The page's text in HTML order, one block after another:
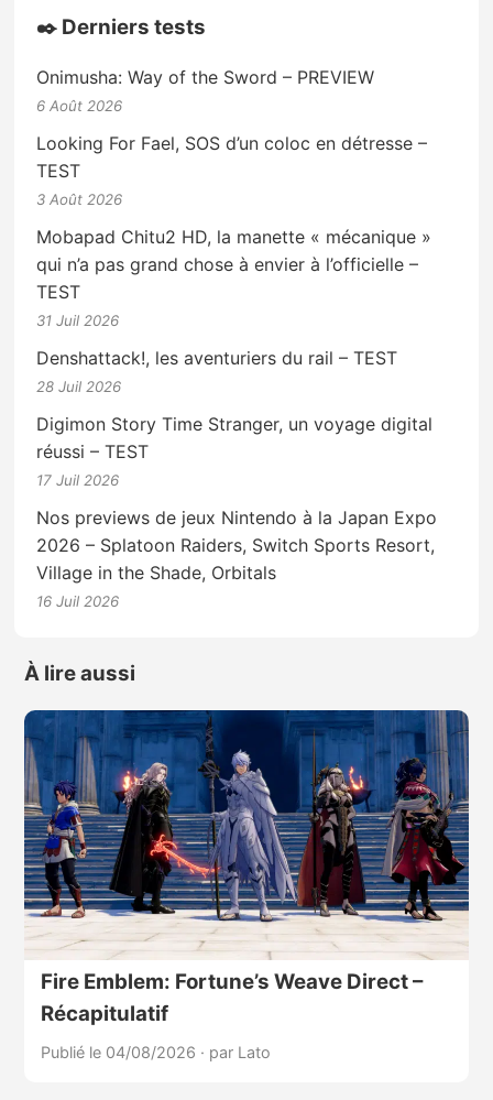
✒️ Derniers tests
Onimusha: Way of the Sword – PREVIEW
6 Août 2026
Looking For Fael, SOS d’un coloc en détresse –
TEST
3 Août 2026
Mobapad Chitu2 HD, la manette « mécanique »
qui n’a pas grand chose à envier à l’officielle –
TEST
31 Juil 2026
Denshattack!, les aventuriers du rail – TEST
28 Juil 2026
Digimon Story Time Stranger, un voyage digital
réussi – TEST
17 Juil 2026
Nos previews de jeux Nintendo à la Japan Expo
2026 – Splatoon Raiders, Switch Sports Resort,
Village in the Shade, Orbitals
16 Juil 2026
À lire aussi
Fire Emblem: Fortune’s Weave Direct –
Récapitulatif
Publié le 04/08/2026 · par Lato